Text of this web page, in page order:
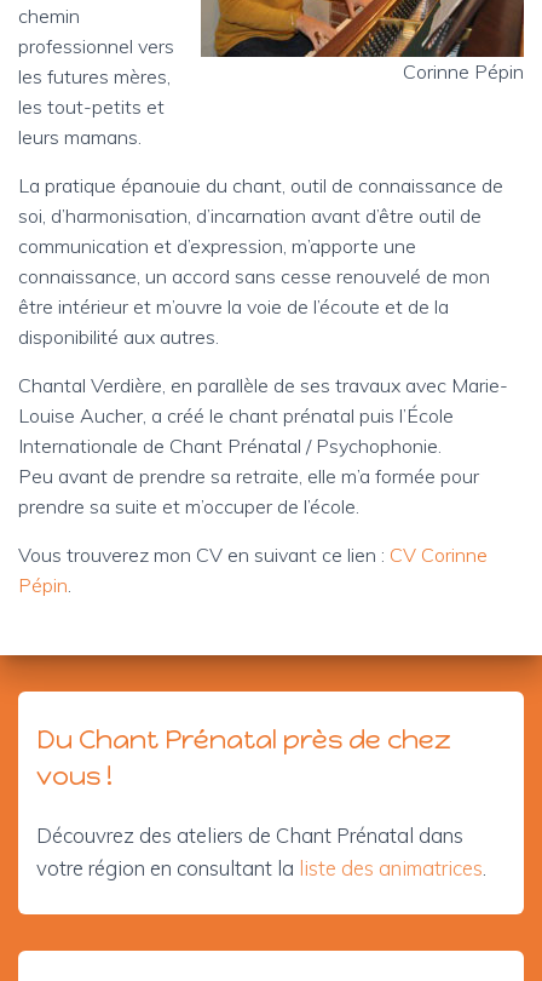
I
O
Corinne Pépin
chemin
professionnel vers
les futures mères,
les tout-petits et
leurs mamans.
La pratique épanouie du chant, outil de connaissance de
soi, d’harmonisation, d’incarnation avant d’être outil de
communication et d’expression, m’apporte une
connaissance, un accord sans cesse renouvelé de mon
être intérieur et m’ouvre la voie de l’écoute et de la
disponibilité aux autres.
Chantal Verdière, en parallèle de ses travaux avec Marie-
Louise Aucher, a créé le chant prénatal puis l’École
Internationale de Chant Prénatal / Psychophonie.
Peu avant de prendre sa retraite, elle m’a formée pour
prendre sa suite et m’occuper de l’école.
Vous trouverez mon CV en suivant ce lien : CV Corinne
Pépin.
Du Chant Prénatal près de chez
vous !
Découvrez des ateliers de Chant Prénatal dans
votre région en consultant la liste des animatrices